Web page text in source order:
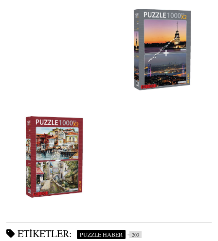
ETIKETLER: PUZZLE HABER 203